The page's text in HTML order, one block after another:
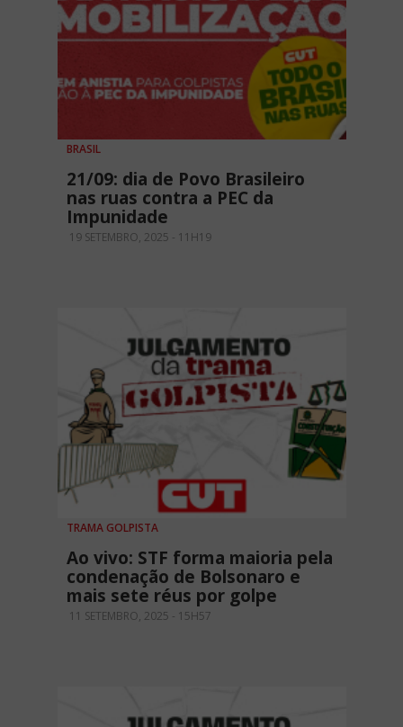
BRASIL
21/09: dia de Povo Brasileiro
nas ruas contra a PEC da
Impunidade
19 SETEMBRO, 2025 - 11H19
TRAMA GOLPISTA
Ao vivo: STF forma maioria pela
condenação de Bolsonaro e
mais sete réus por golpe
11 SETEMBRO, 2025 - 15H57